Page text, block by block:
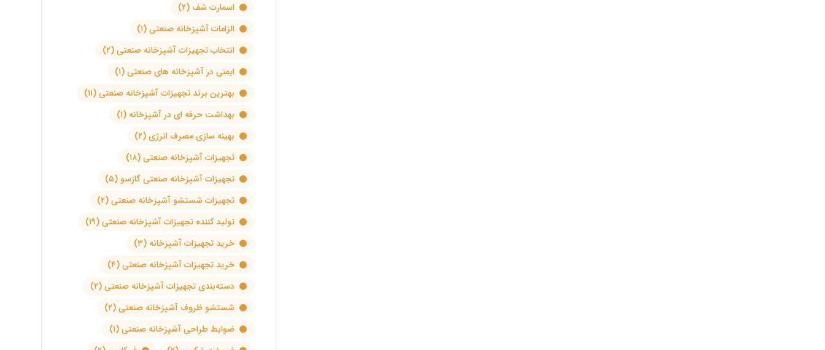
اسمارت شف (۲)
الزامات آشپزخانه صنعتی(۱)
انتخاب تجهیزات آشپزخانه صنعتی(۲)
ایمنی در آشپزخانه های صنعتی(۱)
بهترین برند تجهیزات آشپزخانه صنعتی(۱۱)
بهداشت حرفه ای در آشپزخانه (۱)
بهینه سازی مصرف انرژی(۲)
تجهیزات آشپزخانه صنعتی(۱۸)
تجهیزات آشپزخانه صنعتی گازسو (۵)
تجهیزات شستشو آشپزخانه صنعتی(۲)
تولید کننده تجهیزات آشپزخانه صنعتی(۱۹)
خرید تجهیزات آشپزخانه (۳)
خرید تجهیزات آشپزخانه صنعتی(۴)
دسته‌بندی تجهیزات آشپزخانه صنعتی(۲)
شستشو ظروف آشپزخانه صنعتی(۲)
ضوابط طراحی آشپزخانه صنعتی(۱)